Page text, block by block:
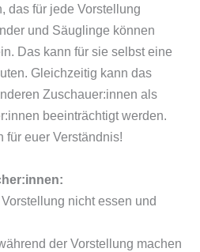
das für jede Vorstellung
und Säuglinge können
Das kann für sie selbst eine
Gleichzeitig kann das
Zuschauer:innen als
beeinträchtigt werden.
für euer Verständnis!
nicht essen und
der Vorstellung machen